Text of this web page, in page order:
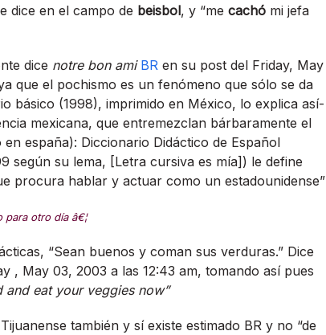
dice en el campo de beisbol, y “me cachó mi jefa
dice notre bon ami BR en su post del Friday, May
que el pochismo es un fenómeno que sólo se da
básico (1998), imprimido en México, lo explica así­
mexicana, que entremezclan bárbaramente el
españa): Diccionario Didáctico de Español
según su lema, [Letra cursiva es mí­a]) le define
procura hablar y actuar como un estadounidense”
otro dí­a â€¦
“Sean buenos y coman sus verduras.” Dice
, May 03, 2003 a las 12:43 am, tomando así­ pues
and eat your veggies now”
también y sí existe estimado BR y no “de